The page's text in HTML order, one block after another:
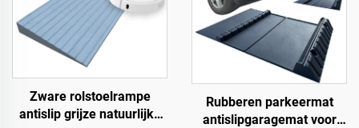
Zware rolstoelrampe
antislip grijze natuurlijke
Rubberen parkeermat
antislipgaragemat voor